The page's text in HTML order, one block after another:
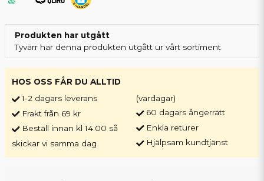
Produkten har utgått
Tyvärr har denna produkten utgått ur vårt sortiment
HOS OSS FÅR DU ALLTID
1-2 dagars leverans
Frakt från 69 kr
Beställ innan kl 14.00 så
skickar vi samma dag
(vardagar)
60 dagars ångerrätt
Enkla returer
Hjälpsam kundtjänst